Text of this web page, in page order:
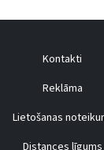
Kontakti
Reklāma
Lietošanas